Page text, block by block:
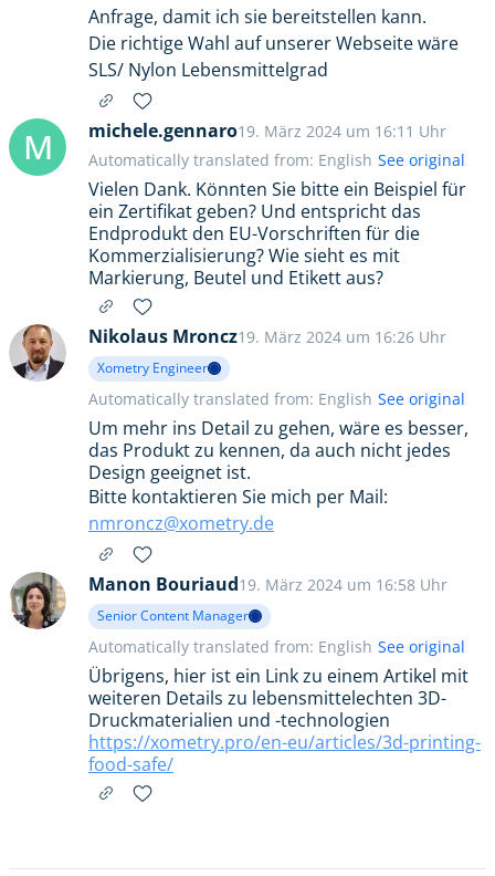
Anfrage, damit ich sie bereitstellen kann.
Die richtige Wahl auf unserer Webseite wäre
SLS/ Nylon Lebensmittelgrad
M michele.gennaro19. März 2024 um 16:11 Uhr
Vielen Dank. Könnten Sie bitte ein Beispiel für
ein Zertifikat geben? Und entspricht das
Endprodukt den EU-Vorschriften für die
Kommerzialisierung? Wie sieht es mit
Markierung, Beutel und Etikett aus?
Automatically translated from: English See original
Nikolaus Mroncz19. März 2024 um 16:26 Uhr
Xometry Engineer
Um mehr ins Detail zu gehen, wäre es besser,
das Produkt zu kennen, da auch nicht jedes
Design geeignet ist.
Bitte kontaktieren Sie mich per Mail:
nmroncz@xometry.de
Automatically translated from: English See original
Manon Bouriaud19. März 2024 um 16:58 Uhr
Senior Content Manager
Übrigens, hier ist ein Link zu einem Artikel mit
weiteren Details zu lebensmittelechten 3D-
Druckmaterialien und -technologien
https://xometry.pro/en-eu/articles/3d-printing-
food-safe/
Automatically translated from: English See original